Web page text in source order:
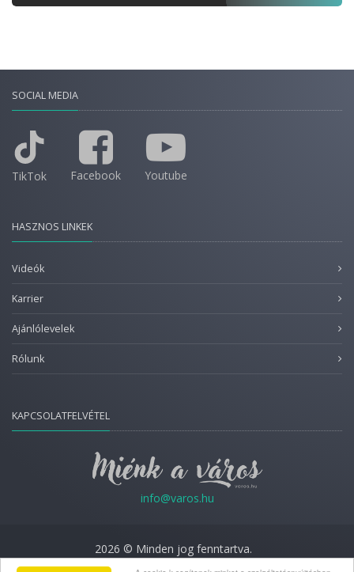
SOCIAL MEDIA
TikTok Facebook Youtube
HASZNOS LINKEK
Videók
Karrier
Ajánlólevelek
Rólunk
KAPCSOLATFELVÉTEL
info@varos.hu
2026 © Minden jog fenntartva.